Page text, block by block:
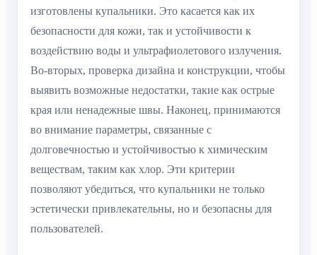
изготовлены купальники. Это касается как их
безопасности для кожи, так и устойчивости к
воздействию воды и ультрафиолетового излучения.
Во-вторых, проверка дизайна и конструкции, чтобы
выявить возможные недостатки, такие как острые
края или ненадежные швы. Наконец, принимаются
во внимание параметры, связанные с
долговечностью и устойчивостью к химическим
веществам, таким как хлор. Эти критерии
позволяют убедиться, что купальники не только
эстетически привлекательны, но и безопасны для
пользователей.